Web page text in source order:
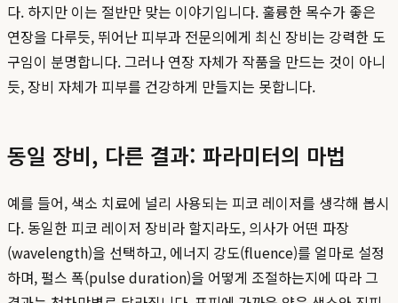
다. 하지만 이는 절반만 맞는 이야기입니다. 훌륭한 목수가 좋은
연장을 다루듯, 뛰어난 피부과 전문의에게 최신 장비는 강력한 도
구임이 분명합니다. 그러나 연장 자체가 작품을 만드는 것이 아니
듯, 장비 자체가 피부를 건강하게 만들지는 못합니다.
동일 장비, 다른 결과: 파라미터의 마법
예를 들어, 색소 치료에 널리 사용되는 피코 레이저를 생각해 봅시
다. 동일한 피코 레이저 장비라 할지라도, 의사가 어떤 파장
(wavelength)을 선택하고, 에너지 강도(fluence)를 얼마로 설정
하며, 펄스 폭(pulse duration)을 어떻게 조절하는지에 따라 그